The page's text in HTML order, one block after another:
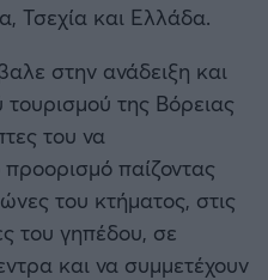
Τσεχία και Ελλάδα.
στην ανάδειξη και
της Βόρειας
του να
παίζοντας
του κτήματος, στις
του γηπέδου, σε
και να συμμετέχουν